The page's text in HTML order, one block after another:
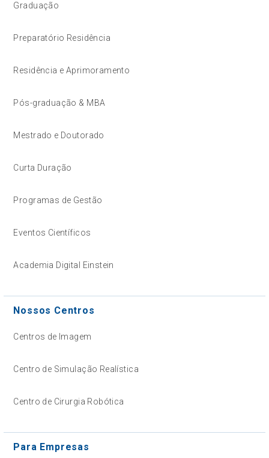
Graduação
Preparatório Residência
Residência e Aprimoramento
Pós-graduação & MBA
Mestrado e Doutorado
Curta Duração
Programas de Gestão
Eventos Científicos
Academia Digital Einstein
Nossos Centros
Centros de Imagem
Centro de Simulação Realística
Centro de Cirurgia Robótica
Para Empresas